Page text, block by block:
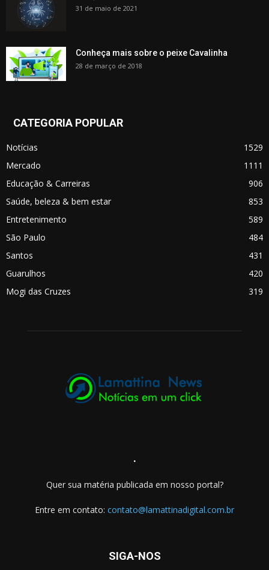
31 de maio de 2021
Conheça mais sobre o peixe Cavalinha
28 de março de 2018
CATEGORIA POPULAR
Notícias
1529
Mercado
1111
Educação & Carreiras
906
Saúde, beleza & bem estar
853
Entretenimento
589
São Paulo
484
Santos
431
Guarulhos
420
Mogi das Cruzes
319
.
Quer sua matéria publicada em nosso portal?
Entre em contato: contato@lamattinadigital.com.br
SIGA-NOS